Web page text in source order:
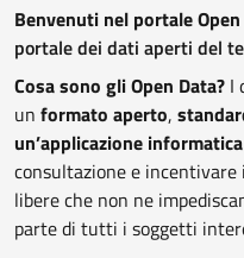
Benvenuti nel portale
portale dei dati aperti del
Cosa sono gli Open Data? I
un formato aperto,
un’applicazione informatica
consultazione e
libere che non ne
parte di tutti i soggetti